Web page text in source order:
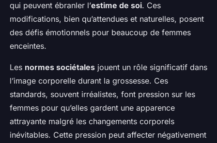
qui peuvent ébranler l’estime de soi. Ces
modifications, bien qu’attendues et naturelles, posent
des défis émotionnels pour beaucoup de femmes
enceintes.
Les normes sociétales jouent un rôle significatif dans
l’image corporelle durant la grossesse. Ces
standards, souvent irréalistes, font pression sur les
femmes pour qu’elles gardent une apparence
attrayante malgré les changements corporels
inévitables. Cette pression peut affecter négativement